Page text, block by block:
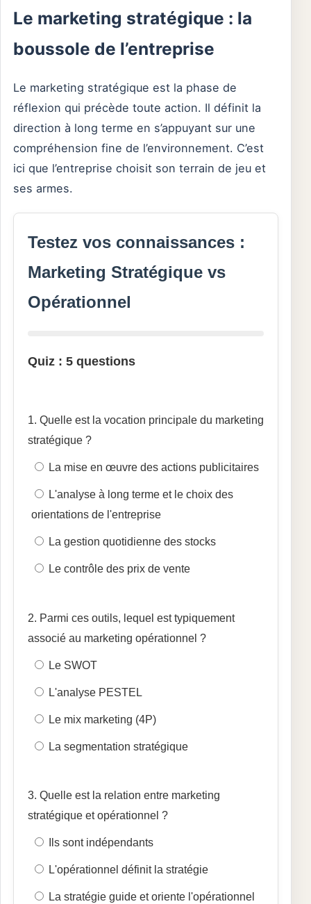
Le marketing stratégique : la
boussole de l’entreprise
Le marketing stratégique est la phase de
réflexion qui précède toute action. Il définit la
direction à long terme en s’appuyant sur une
compréhension fine de l’environnement. C’est
ici que l’entreprise choisit son terrain de jeu et
ses armes.
Testez vos connaissances :
Marketing Stratégique vs
Opérationnel
Quiz : 5 questions
1. Quelle est la vocation principale du marketing
stratégique ?
La mise en œuvre des actions publicitaires
L'analyse à long terme et le choix des
orientations de l'entreprise
La gestion quotidienne des stocks
Le contrôle des prix de vente
2. Parmi ces outils, lequel est typiquement
associé au marketing opérationnel ?
Le SWOT
L'analyse PESTEL
Le mix marketing (4P)
La segmentation stratégique
3. Quelle est la relation entre marketing
stratégique et opérationnel ?
Ils sont indépendants
L'opérationnel définit la stratégie
La stratégie guide et oriente l'opérationnel